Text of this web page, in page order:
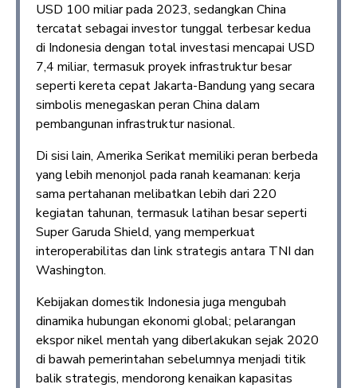
USD 100 miliar pada 2023, sedangkan China
tercatat sebagai investor tunggal terbesar kedua
di Indonesia dengan total investasi mencapai USD
7,4 miliar, termasuk proyek infrastruktur besar
seperti kereta cepat Jakarta-Bandung yang secara
simbolis menegaskan peran China dalam
pembangunan infrastruktur nasional.
Di sisi lain, Amerika Serikat memiliki peran berbeda
yang lebih menonjol pada ranah keamanan: kerja
sama pertahanan melibatkan lebih dari 220
kegiatan tahunan, termasuk latihan besar seperti
Super Garuda Shield, yang memperkuat
interoperabilitas dan link strategis antara TNI dan
Washington.
Kebijakan domestik Indonesia juga mengubah
dinamika hubungan ekonomi global; pelarangan
ekspor nikel mentah yang diberlakukan sejak 2020
di bawah pemerintahan sebelumnya menjadi titik
balik strategis, mendorong kenaikan kapasitas